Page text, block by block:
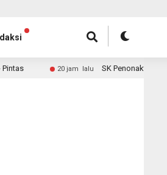
20 jam lalu SK Penonaktifan Kades Sungai